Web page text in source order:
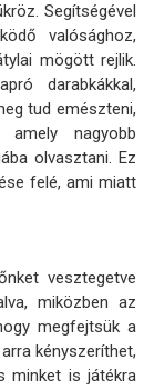
Segítségével
valósághoz,
mögött rejlik.
darabkákkal,
tud emészteni,
nagyobb
olvasztani. Ez
felé, ami miatt
vesztegetve
miközben az
megfejtsük a
kényszeríthet,
minket is játékra